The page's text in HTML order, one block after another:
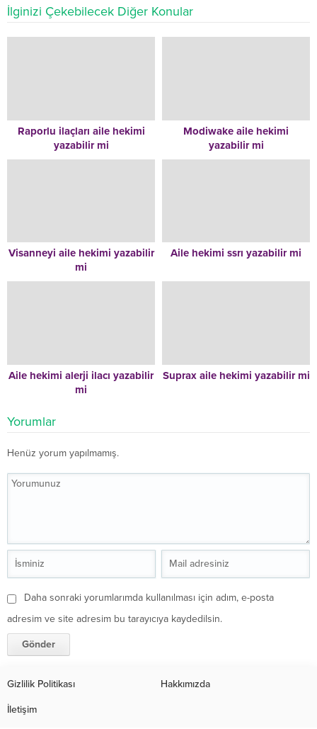
İlginizi Çekebilecek Diğer Konular
Raporlu ilaçları aile hekimi
yazabilir mi
Modiwake aile hekimi
yazabilir mi
Visanneyi aile hekimi yazabilir
mi
Aile hekimi ssrı yazabilir mi
Aile hekimi alerji ilacı yazabilir
mi
Suprax aile hekimi yazabilir mi
Yorumlar
Henüz yorum yapılmamış.
Daha sonraki yorumlarımda kullanılması için adım, e-posta
adresim ve site adresim bu tarayıcıya kaydedilsin.
Gizlilik Politikası Hakkımızda
İletişim